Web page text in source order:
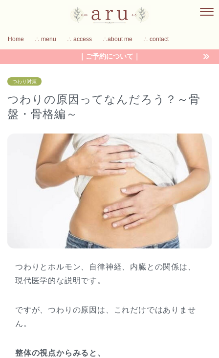
Home ∴ menu ∴ access ∴about me ∴ contact
｜ご予約について｜
つわり対策
つわりの原因ってなんだろう？～骨
盤・骨格編～
つわりとホルモン、自律神経、内臓との関係は、
現代医学的な説明です。
ですが、つわりの原因は、これだけではありませ
ん。
整体の視点からみると、